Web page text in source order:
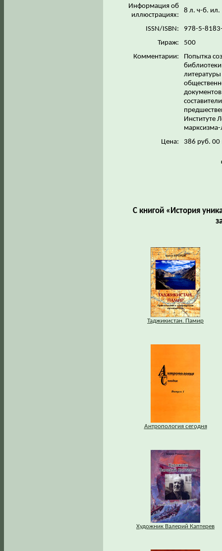
Информация об
иллюстрациях:
8 л. ч-б. ил.
ISSN/ISBN:
978-5-
Тираж:
500
Комментарии:
Попытка
литературы
Институте
Цена:
386 руб. 00
С книгой «История
Таджикистан. Памир
Антропология сегодня
Художник Валерий Каптерев